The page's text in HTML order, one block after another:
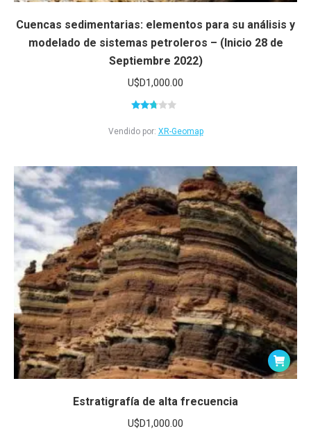
Cuencas sedimentarias: elementos para su análisis y
modelado de sistemas petroleros – (Inicio 28 de
Septiembre 2022)
U$D1,000.00
en
2.59
Vendido por: XR-Geomap
Estratigrafía de alta frecuencia
U$D1,000.00